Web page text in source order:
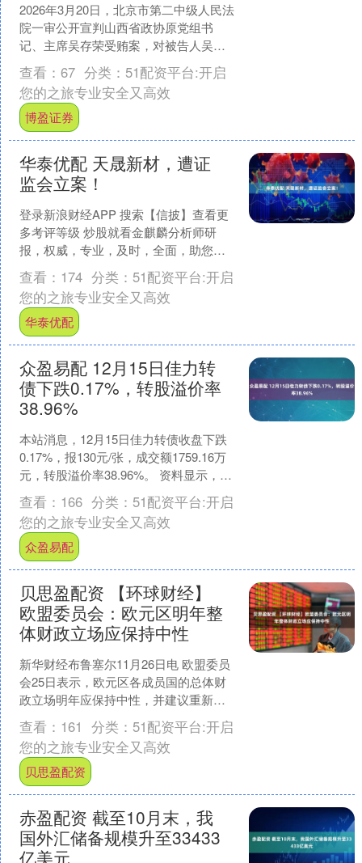
2026年3月20日，北京市第二中级人民法
院一审公开宣判山西省政协原党组书
记、主席吴存荣受贿案，对被告人吴存
荣以受贿罪判处无期徒刑，剥夺政治权
利终身，并处没收个....
查看： 67 分类： 51配资平台:开启
您的之旅专业安全又高效
博盈证券
华泰优配 天晟新材，遭证
监会立案！
登录新浪财经APP 搜索【信披】查看更
多考评等级 炒股就看金麒麟分析师研
报，权威，专业，及时，全面，助您挖
掘潜力主题机会！ 来源：资本秘闻 涉嫌
信披违法违规，天....
查看： 174 分类： 51配资平台:开启
您的之旅专业安全又高效
华泰优配
众盈易配 12月15日佳力转
债下跌0.17%，转股溢价率
38.96%
本站消息，12月15日佳力转债收盘下跌
0.17%，报130元/张，成交额1759.16万
元，转股溢价率38.96%。 资料显示，佳
力转债信用级别为“AA-”，债....
查看： 166 分类： 51配资平台:开启
您的之旅专业安全又高效
众盈易配
贝思盈配资 【环球财经】
欧盟委员会：欧元区明年整
体财政立场应保持中性
新华财经布鲁塞尔11月26日电 欧盟委员
会25日表示，欧元区各成员国的总体财
政立场明年应保持中性，并建议重新调
整预算优先级，以满足战略投资需要。
欧委会此前公布....
查看： 161 分类： 51配资平台:开启
您的之旅专业安全又高效
贝思盈配资
赤盈配资 截至10月末，我
国外汇储备规模升至33433
亿美元